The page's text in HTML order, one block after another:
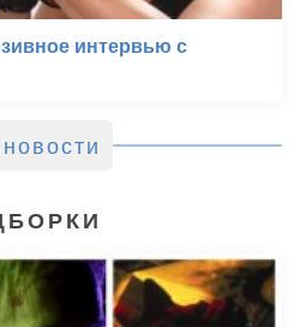
интервью с